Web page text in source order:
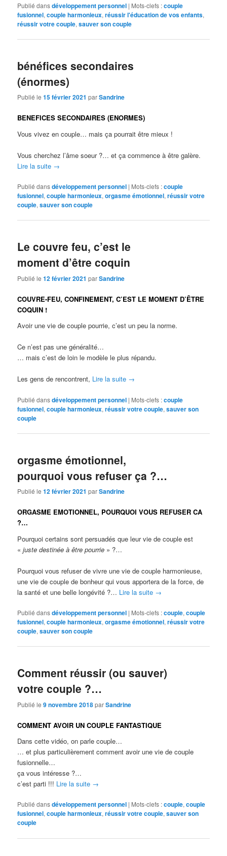
Publié dansdéveloppement personnel | Mots-clefs :couple
fusionnel,couple harmonieux,réussir l'éducation de vos enfants,
réussir votre couple,sauver son couple
bénéfices secondaires
(énormes)
Publié le15 février 2021 parSandrine
BENEFICES SECONDAIRES (ENORMES)
Vous vivez en couple… mais ça pourrait être mieux !
Vous cherchez l’âme soeur ?… et ça commence à être galère.
Lire la suite →
Publié dansdéveloppement personnel | Mots-clefs :couple
fusionnel,couple harmonieux,orgasme émotionnel,réussir votre
couple,sauver son couple
Le couvre feu, c’est le
moment d’être coquin
Publié le12 février 2021 parSandrine
COUVRE-FEU, CONFINEMENT, C’EST LE MOMENT D’ÊTRE
COQUIN !
Avoir une vie de couple pourrie, c’est un peu la norme.
Ce n’est pas une généralité…
… mais c’est de loin le modèle le plus répandu.
Les gens de rencontrent, Lire la suite →
Publié dansdéveloppement personnel | Mots-clefs :couple
fusionnel,couple harmonieux,réussir votre couple,sauver son
couple
orgasme émotionnel,
pourquoi vous refuser ça ?…
Publié le12 février 2021 parSandrine
ORGASME EMOTIONNEL, POURQUOI VOUS REFUSER CA
?…
Pourquoi certains sont persuadés que leur vie de couple est
«juste destinée à être pourrie » ?…
Pourquoi vous refuser de vivre une vie de couple harmonieuse,
une vie de couple de bonheur qui vous apportera de la force, de
la santé et une belle longévité ?… Lire la suite →
Publié dansdéveloppement personnel | Mots-clefs :couple,couple
fusionnel,couple harmonieux,orgasme émotionnel,réussir votre
couple,sauver son couple
Comment réussir (ou sauver)
votre couple ?…
Publié le9 novembre 2018parSandrine
COMMENT AVOIR UN COUPLE FANTASTIQUE
Dans cette vidéo, on parle couple…
… et plus particulièrement comment avoir une vie de couple
fusionnelle…
ça vous intéresse ?…
c’est parti !!! Lire la suite →
Publié dansdéveloppement personnel | Mots-clefs :couple,couple
fusionnel,couple harmonieux,réussir votre couple,sauver son
couple